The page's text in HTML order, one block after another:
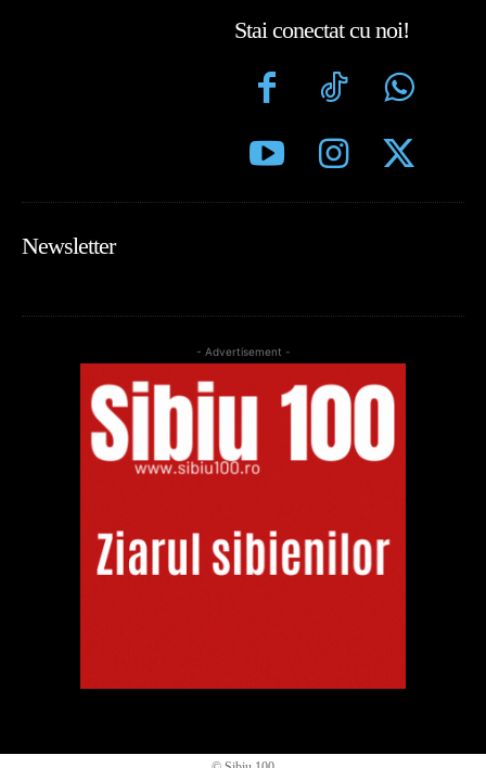
Stai conectat cu noi!
Newsletter
- Advertisement -